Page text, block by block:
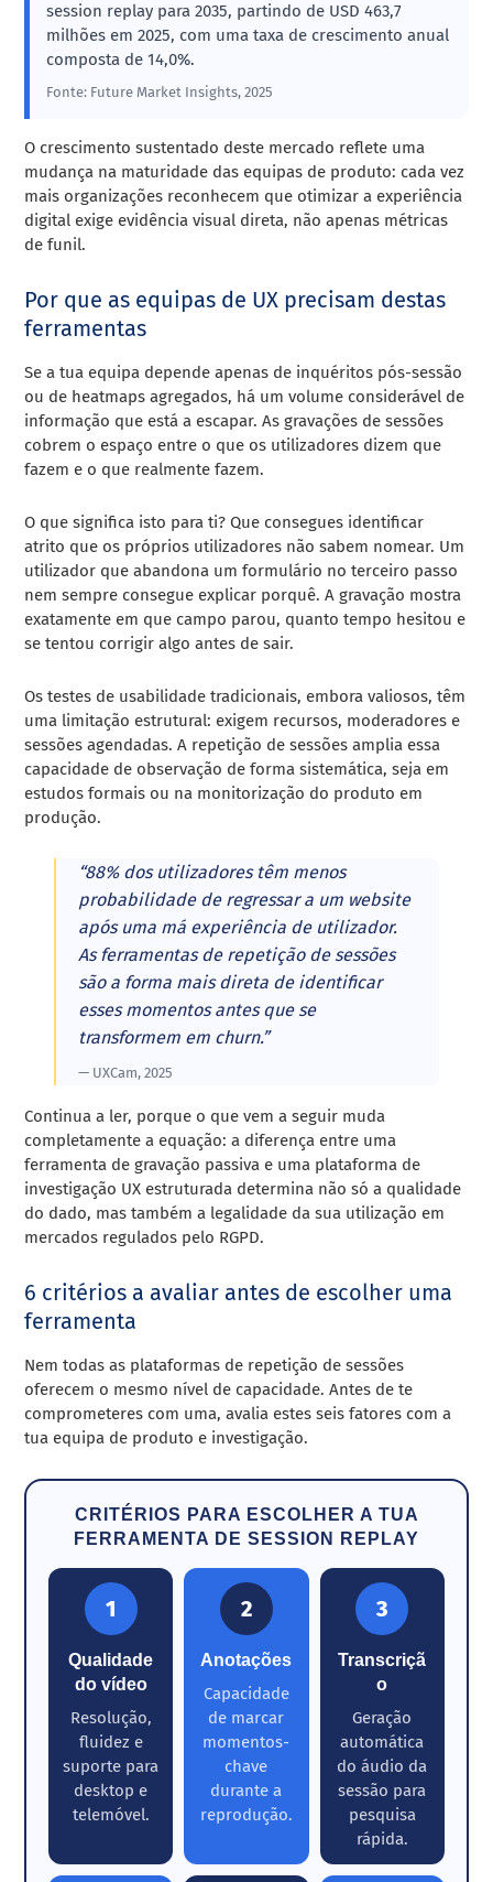
session replay para 2035, partindo de USD 463,7
milhões em 2025, com uma taxa de crescimento anual
composta de 14,0%.
Fonte: Future Market Insights, 2025
O crescimento sustentado deste mercado reflete uma
mudança na maturidade das equipas de produto: cada vez
mais organizações reconhecem que otimizar a experiência
digital exige evidência visual direta, não apenas métricas
de funil.
Por que as equipas de UX precisam destas
ferramentas
Se a tua equipa depende apenas de inquéritos pós-sessão
ou de heatmaps agregados, há um volume considerável de
informação que está a escapar. As gravações de sessões
cobrem o espaço entre o que os utilizadores dizem que
fazem e o que realmente fazem.
O que significa isto para ti? Que consegues identificar
atrito que os próprios utilizadores não sabem nomear. Um
utilizador que abandona um formulário no terceiro passo
nem sempre consegue explicar porquê. A gravação mostra
exatamente em que campo parou, quanto tempo hesitou e
se tentou corrigir algo antes de sair.
Os testes de usabilidade tradicionais, embora valiosos, têm
uma limitação estrutural: exigem recursos, moderadores e
sessões agendadas. A repetição de sessões amplia essa
capacidade de observação de forma sistemática, seja em
estudos formais ou na monitorização do produto em
produção.
“88% dos utilizadores têm menos
probabilidade de regressar a um website
após uma má experiência de utilizador.
As ferramentas de repetição de sessões
são a forma mais direta de identificar
esses momentos antes que se
transformem em churn.”
— UXCam, 2025
Continua a ler, porque o que vem a seguir muda
completamente a equação: a diferença entre uma
ferramenta de gravação passiva e uma plataforma de
investigação UX estruturada determina não só a qualidade
do dado, mas também a legalidade da sua utilização em
mercados regulados pelo RGPD.
6 critérios a avaliar antes de escolher uma
ferramenta
Nem todas as plataformas de repetição de sessões
oferecem o mesmo nível de capacidade. Antes de te
comprometeres com uma, avalia estes seis fatores com a
tua equipa de produto e investigação.
CRITÉRIOS PARA ESCOLHER A TUA
FERRAMENTA DE SESSION REPLAY
1
Qualidade
do vídeo
Resolução,
fluidez e
suporte para
desktop e
telemóvel.
2
Anotações
Capacidade
de marcar
momentos-
chave
durante a
reprodução.
3
Transcriçã
o
Geração
automática
do áudio da
sessão para
pesquisa
rápida.